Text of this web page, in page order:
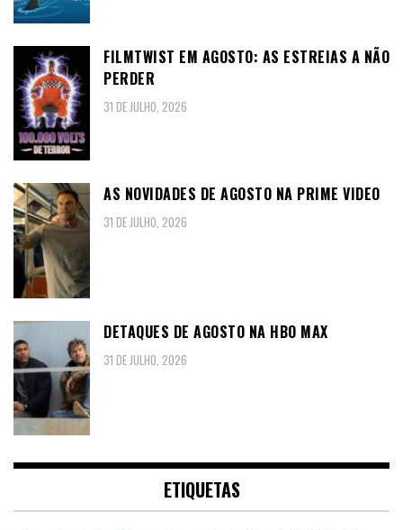
FILMTWIST EM AGOSTO: AS ESTREIAS A NÃO
PERDER
31 DE JULHO, 2026
AS NOVIDADES DE AGOSTO NA PRIME VIDEO
31 DE JULHO, 2026
DETAQUES DE AGOSTO NA HBO MAX
31 DE JULHO, 2026
ETIQUETAS